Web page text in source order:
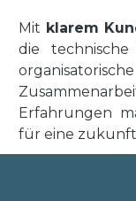
Mit klarem
die
Erfahrungen
für eine